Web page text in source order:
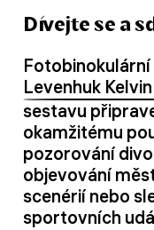
Dívejte se a
Levenhuk
sestavu
okamžitému
pozorování
objevování
scenérií nebo
sportovních